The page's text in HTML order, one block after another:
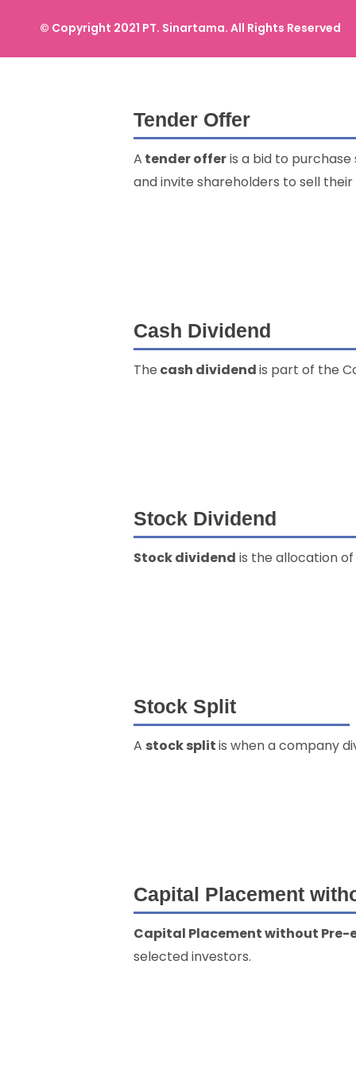
© Copyright 2021 PT. Sinartama. All Rights Reserved
Tender Offer
A tender offeris a bid to
and invite shareholders to sell
Cash Dividend
The cash dividendis part of the
Stock Dividend
Stock dividend is the allocation
Stock Split
A stock splitis when a company
Capital Placement
Capital Placement without Pre-
selected investors.